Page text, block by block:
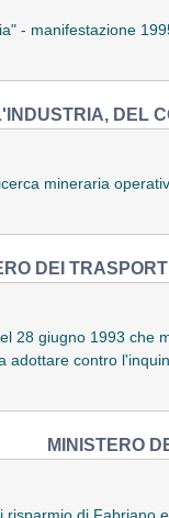
- manifestazione
DEL
mineraria
DEI
28 giugno 1993
adottare contro
MINISTERO
di Fabriano